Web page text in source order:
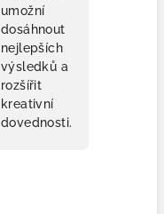
umožní
dosáhnout
nejlepších
výsledků a
rozšířit
kreativní
dovednosti.